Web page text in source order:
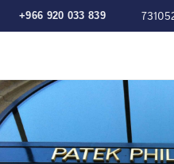
+966 920 033 839